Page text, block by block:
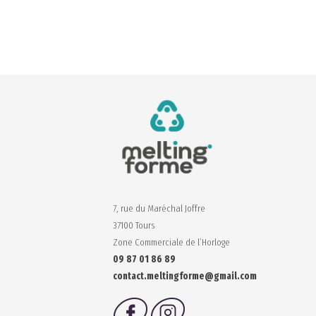
7, rue du Maréchal Joffre
37100 Tours
Zone Commerciale de l’Horloge
09 87 01 86 89
contact.meltingforme@gmail.com